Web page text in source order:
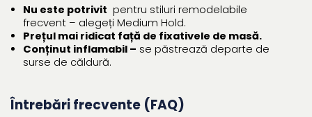
Nu este potrivit pentru stiluri remodelabile
frecvent – alegeți Medium Hold.
Prețul mai ridicat față de fixativele de masă.
Conținut inflamabil – se păstrează departe de
surse de căldură.
Întrebări frecvente (FAQ)